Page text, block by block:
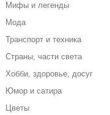
Мифы и легенды
Мода
Транспорт и техника
Страны, части света
Хобби, здоровье, досуг
Юмор и сатира
Цветы